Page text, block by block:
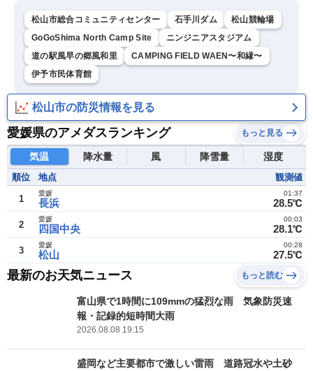
松山市総合コミュニティセンター 石手川ダム
松山競輪場
GoGoShima North Camp Site
ニンジニアスタジアム
道の駅風早の郷風和里
CAMPING FIELD WAEN〜和縁〜
伊予市民体育館
松山市の防災情報を見る
愛媛県のアメダスランキング もっと見る
気温 降水量 風 降雪量 湿度
順位 地点 観測値
1 長浜
愛媛
28.5℃
01:37
2 四国中央
愛媛
28.1℃
00:03
3 松山
愛媛
27.5℃
00:28
最新のお天気ニュース もっと読む
富山県で1時間に109mmの猛烈な雨 気象防災速
報・記録的短時間大雨
2026.08.08 19:15
盛岡など主要都市で激しい雷雨 道路冠水や土砂